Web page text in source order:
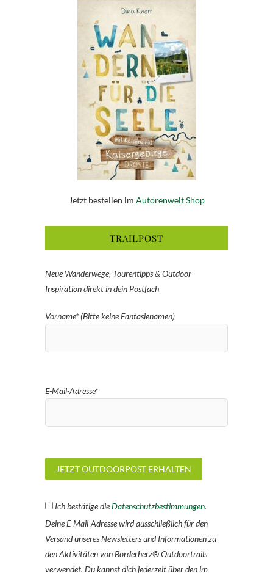
Jetzt bestellen im Autorenwelt Shop
TRAILPOST
Neue Wanderwege, Tourentipps & Outdoor-
Inspiration direkt in dein Postfach
Vorname* (Bitte keine Fantasienamen)
E-Mail-Adresse*
Ich bestätige dieDatenschutzbestimmungen.
Deine E-Mail-Adresse wird ausschließlich für den
Versand unseres Newsletters und Informationen zu
den Aktivitäten von Borderherz® Outdoortrails
verwendet. Du kannst dich jederzeit über den im